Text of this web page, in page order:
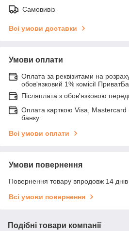
Самовивіз
Всі умови доставки
Умови оплати
Оплата за реквізитами на
обов'язковий 1% комісії
Післяплата з обов'язковою
Оплата карткою Visa, Mastercard
банку
Всі умови оплати
Умови повернення
Повернення товару впродовж 14
Всі умови повернення
Подібні товари компанії